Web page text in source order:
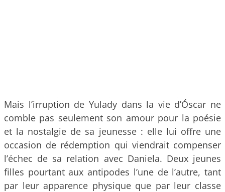
Mais l’irruption de Yulady dans la vie d’Óscar ne
comble pas seulement son amour pour la poésie
et la nostalgie de sa jeunesse : elle lui offre une
occasion de rédemption qui viendrait compenser
l’échec de sa relation avec Daniela. Deux jeunes
filles pourtant aux antipodes l’une de l’autre, tant
par leur apparence physique que par leur classe